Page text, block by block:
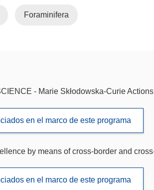
Foraminifera
- Marie Skłodowska-Curie Actions
en el marco de este programa
by means of cross-border and
en el marco de este programa